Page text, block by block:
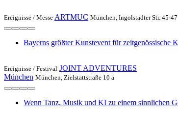
Ereignisse / Messe ARTMUC München, Ingolstädter Str. 45-47
Bayerns größter Kunstevent für zeitgenössische
Ereignisse / Festival JOINT ADVENTURES
München München, Zielstattstraße 10 a
Wenn Tanz, Musik und KI zu einem sinnlichen